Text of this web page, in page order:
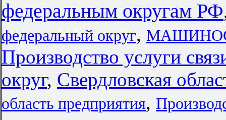
федеральным округам РФ
федеральный округ,
Производство услуги
округ, Свердловская
область предприятия,